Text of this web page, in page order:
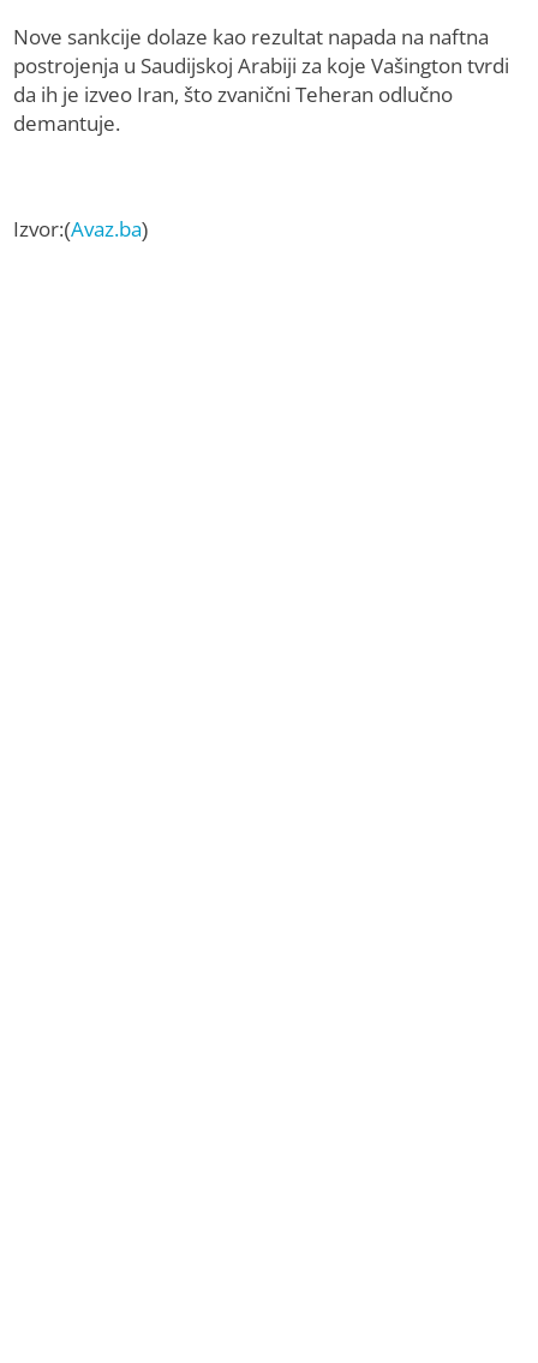
Nove sankcije dolaze kao rezultat napada na naftna
postrojenja u Saudijskoj Arabiji za koje Vašington tvrdi
da ih je izveo Iran, što zvanični Teheran odlučno
demantuje.
Izvor:(Avaz.ba)